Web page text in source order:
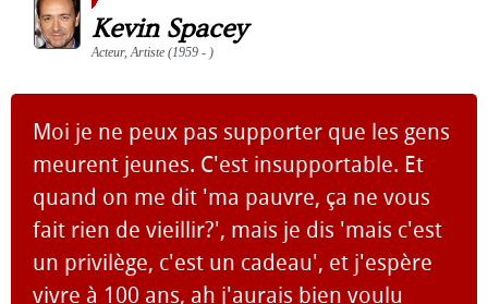
Kevin Spacey
Acteur, Artiste (1959 - )
Moi je ne peux pas supporter que les gens
meurent jeunes. C'est insupportable. Et
quand on me dit 'ma pauvre, ça ne vous
fait rien de vieillir?', mais je dis 'mais c'est
un privilège, c'est un cadeau', et j'espère
vivre à 100 ans, ah j'aurais bien voulu